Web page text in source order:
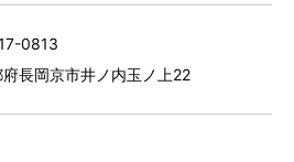
0813
長岡京市井ノ内玉ノ上22